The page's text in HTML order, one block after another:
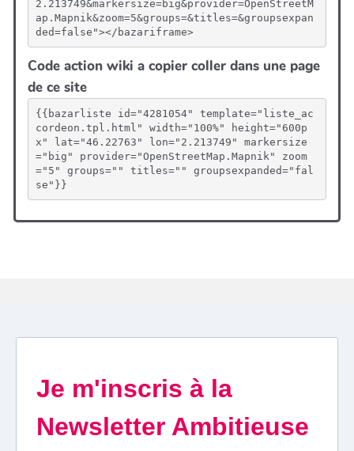
2.213749&markersize=big&provider=OpenStreetM
ap.Mapnik&zoom=5&groups=&titles=&groupsexpan
ded=false"></bazariframe>
Code action wiki a copier coller dans une page
de ce site
{{bazarliste id="4281054" template="liste_ac
cordeon.tpl.html" width="100%" height="600p
x" lat="46.22763" lon="2.213749" markersize
="big" provider="OpenStreetMap.Mapnik" zoom
="5" groups="" titles="" groupsexpanded="fal
se"}}